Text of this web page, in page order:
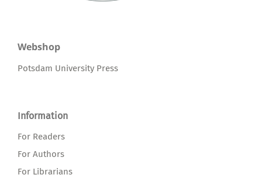
Webshop
Potsdam University Press
Information
For Readers
For Authors
For Librarians